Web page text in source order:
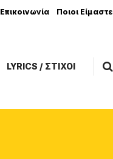
Επικοινωνία Ποιοι Είμαστε
LYRICS / ΣΤΙΧΟΙ